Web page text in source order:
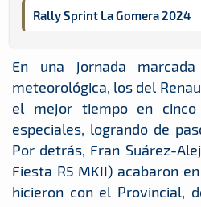
Rally Sprint La Gomera 2024
En una jornada
meteorológica, los del
el mejor tiempo en
especiales, logrando de
Por detrás, Fran Suárez-
Fiesta R5 MKII) acabaron
hicieron con el Provincial,